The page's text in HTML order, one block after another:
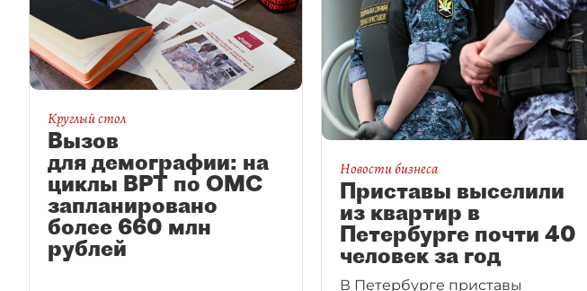
Круглый стол
Вызов
для демографии: на
циклы ВРТ по ОМС
запланировано
более 660 млн
рублей
Новости бизнеса
Приставы выселили
из квартир в
Петербурге почти 40
человек за год
В Петербурге приставы